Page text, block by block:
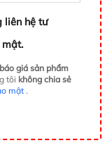
liên hệ tư
mật.
giá sản phẩm
tôi không chia sẻ
mật .